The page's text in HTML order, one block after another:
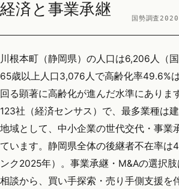
経済と事業承継
国勢調査
川根本町（静岡県）の人口は6,206人（
65歳以上人口3,076人で高齢化率49.6%
回る顕著に高齢化が進んだ水準にありま
123社（経済センサス）で、最多業種は
地域として、中小企業の世代交代・事業
ています。静岡県全体の後継者不在率は
ンク2025年）。事業承継・M&Aの選択
相談から、買い手探索・売り手側支援を